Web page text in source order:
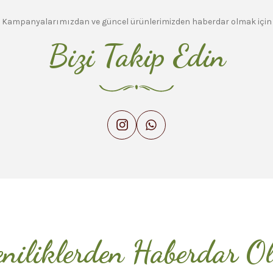
Kampanyalarımızdan ve güncel ürünlerimizden haberdar olmak için
Bizi Takip Edin
Haberdar